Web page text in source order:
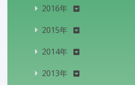
2016年
2015年
2014年
2013年